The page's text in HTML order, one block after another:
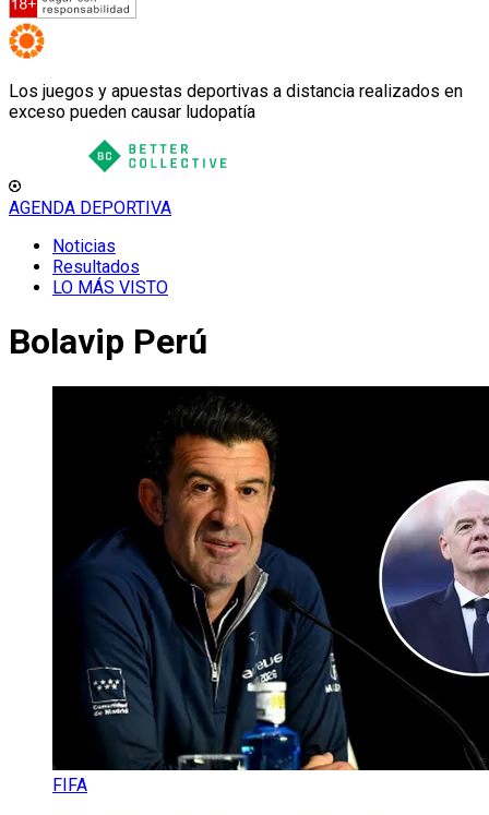
Los juegos y apuestas deportivas a distancia realizados en
exceso pueden causar ludopatía
AGENDA DEPORTIVA
Noticias
Resultados
LO MÁS VISTO
Bolavip Perú
FIFA